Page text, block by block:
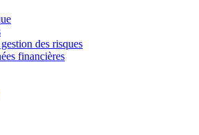
des risques
financières